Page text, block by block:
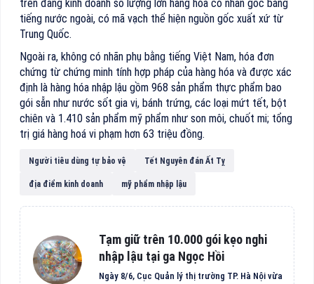
trên đang kinh doanh số lượng lớn hàng hóa có nhãn gốc bằng
tiếng nước ngoài, có mã vạch thể hiện nguồn gốc xuất xứ từ
Trung Quốc.
Ngoài ra, không có nhãn phụ bằng tiếng Việt Nam, hóa đơn
chứng từ chứng minh tính hợp pháp của hàng hóa và được xác
định là hàng hóa nhập lậu gồm 968 sản phẩm thực phẩm bao
gói sẵn như nước sốt gia vị, bánh trứng, các loại mứt tết, bột
chiên và 1.410 sản phẩm mỹ phẩm như son môi, chuốt mi; tổng
trị giá hàng hoá vi phạm hơn 63 triệu đồng.
Người tiêu dùng tự bảo vệ Tết Nguyên đán Ất Tỵ
địa điểm kinh doanh mỹ phẩm nhập lậu
Tạm giữ trên 10.000 gói kẹo nghi
nhập lậu tại ga Ngọc Hồi
Ngày 8/6, Cục Quản lý thị trường TP. Hà Nội vừa